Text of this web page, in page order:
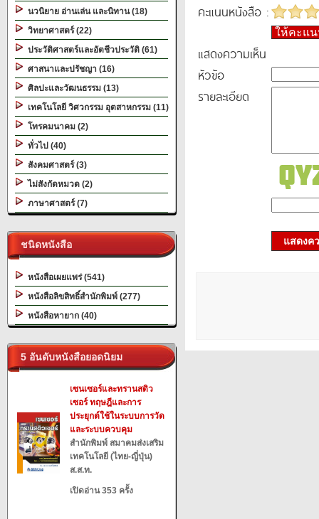
นวนิยาย อ่านเล่น และนิทาน (18)
วิทยาศาสตร์ (22)
ประวัติศาสตร์และอัตชีวประวัติ (61)
ศาสนาและปรัชญา (16)
ศิลปะและวัฒนธรรม (13)
เทคโนโลยี วิศวกรรม อุตสาหกรรม (11)
โทรคมนาคม (2)
ทั่วไป (40)
สังคมศาสตร์ (3)
ไม่สังกัดหมวด (2)
ภาษาศาสตร์ (7)
ชนิดหนังสือ
หนังสือเผยแพร่ (541)
หนังสือลิขสิทธิ์สำนักพิมพ์ (277)
หนังสือหายาก (40)
5 อันดับหนังสือยอดนิยม
เซนเซอร์และทรานสดิว
เซอร์ ทฤษฎีและการ
ประยุกต์ใช้ในระบบการวัด
และระบบควบคุม
สำนักพิมพ์ สมาคมส่งเสริม
เทคโนโลยี (ไทย-ญี่ปุ่น)
ส.ส.ท.
เปิดอ่าน 353 ครั้ง
คะแนนหนังสือ :
ให้คะแ
แสดงความเห็น
หัวข้อ
รายละเอียด
แสดงค